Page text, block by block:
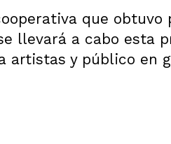
que
llevará a cabo esta
artistas y público en